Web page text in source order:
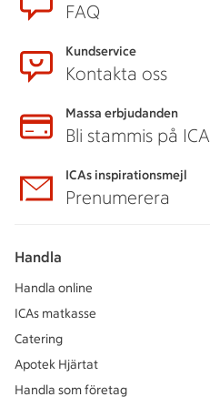
FAQ
Kundservice
Kontakta oss
Massa erbjudanden
Bli stammis på ICA
ICAs inspirationsmejl
Prenumerera
Handla
Handla online
ICAs matkasse
Catering
Apotek Hjärtat
Handla som företag